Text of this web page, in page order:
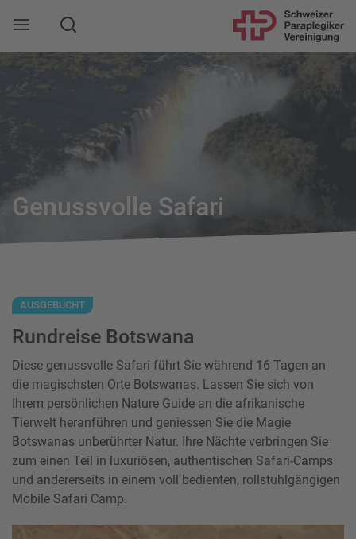
Mobile Navigation öffnen
Suche
Genussvolle Safari
AUSGEBUCHT
Rundreise Botswana
Diese genussvolle Safari führt Sie während 16 Tagen an
die magischsten Orte Botswanas. Lassen Sie sich von
Ihrem persönlichen Nature Guide an die afrikanische
Tierwelt heranführen und geniessen Sie die Magie
Botswanas unberührter Natur. Ihre Nächte verbringen Sie
zum einen Teil in luxuriösen, authentischen Safari-Camps
und andererseits in einem voll bedienten, rollstuhlgängigen
Mobile Safari Camp.